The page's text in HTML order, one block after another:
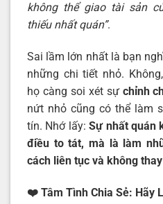
không thể giao tài sản
thiếu nhất quán”.
Sai lầm lớn nhất là bạn
những chi tiết nhỏ.
họ càng soi xét sự chỉnh
nứt nhỏ cũng có thể làm
tín. Nhớ lấy:Sự nhất quán
điều to tát, mà là làm
cách liên tục và không
❤️ Tâm Tình Chia Sẻ: Hãy